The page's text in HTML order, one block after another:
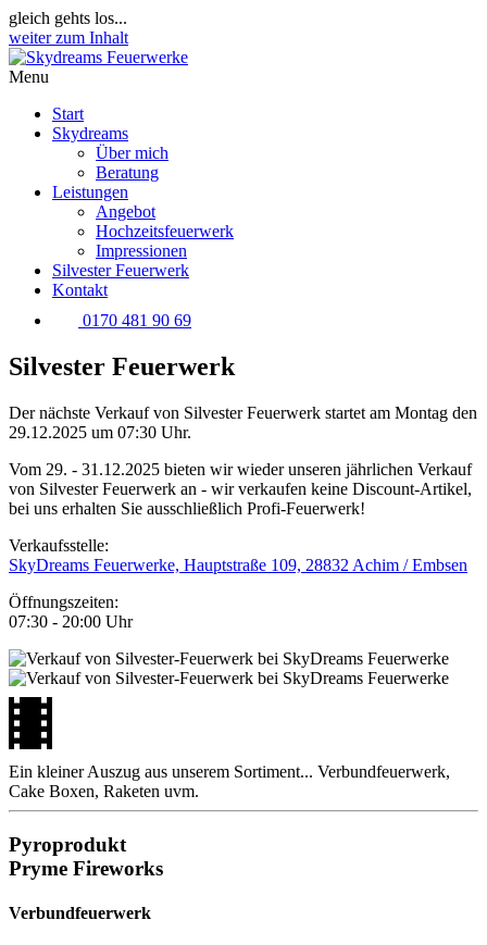
gleich gehts los...
weiter zum Inhalt
Menu
Start
Skydreams
Über mich
Beratung
Leistungen
Angebot
Hochzeitsfeuerwerk
Impressionen
Silvester Feuerwerk
Kontakt
0170 481 90 69
Silvester Feuerwerk
Der nächste Verkauf von Silvester Feuerwerk startet am Montag den
29.12.2025 um 07:30 Uhr.
Vom 29. - 31.12.2025 bieten wir wieder unseren jährlichen Verkauf
von Silvester Feuerwerk an - wir verkaufen keine Discount-Artikel,
bei uns erhalten Sie ausschließlich Profi-Feuerwerk!
Verkaufsstelle:
SkyDreams Feuerwerke, Hauptstraße 109, 28832 Achim / Embsen
Öffnungszeiten:
07:30 - 20:00 Uhr
Ein kleiner Auszug aus unserem Sortiment... Verbund­feuerwerk,
Cake Boxen, Raketen uvm.
Pyroprodukt
Pryme Fireworks
Verbund­feuerwerk